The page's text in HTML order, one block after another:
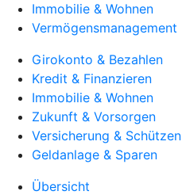
Immobilie & Wohnen
Vermögensmanagement
Girokonto & Bezahlen
Kredit & Finanzieren
Immobilie & Wohnen
Zukunft & Vorsorgen
Versicherung & Schützen
Geldanlage & Sparen
Übersicht